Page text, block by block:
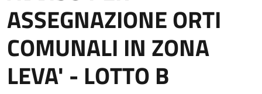
ASSEGNAZIONE ORTI
COMUNALI IN ZONA
LEVA' - LOTTO B